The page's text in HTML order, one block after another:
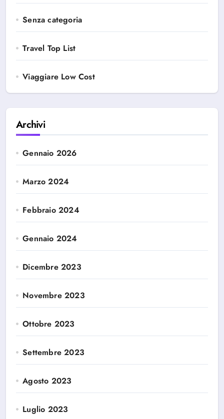
Senza categoria
Travel Top List
Viaggiare Low Cost
Archivi
Gennaio 2026
Marzo 2024
Febbraio 2024
Gennaio 2024
Dicembre 2023
Novembre 2023
Ottobre 2023
Settembre 2023
Agosto 2023
Luglio 2023